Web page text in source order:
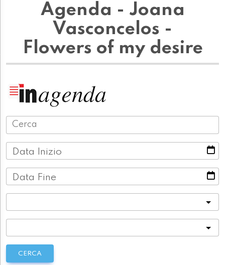
Agenda - Joana
Vasconcelos -
Flowers of my desire
Data Inizio
Data Fine
CERCA